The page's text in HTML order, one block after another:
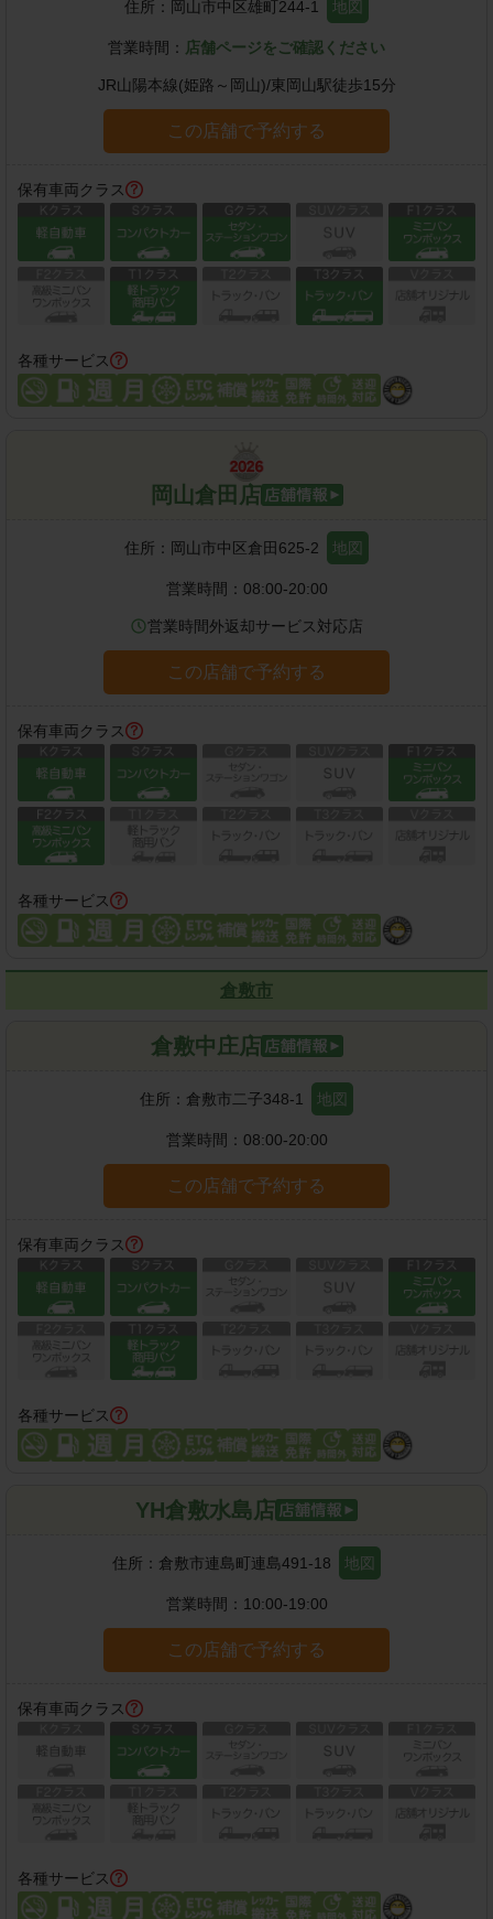
住所： 岡山市中区雄町244-1 地図
営業時間： 店舗ページをご確認ください
JR山陽本線(姫路～岡山)/東岡山駅徒歩15分
この店舗で予約する
保有車両クラス
各種サービス
岡山倉田店
住所： 岡山市中区倉田625-2 地図
営業時間： 08:00-20:00
営業時間外返却サービス対応店
この店舗で予約する
保有車両クラス
各種サービス
倉敷市
倉敷中庄店
住所： 倉敷市二子348-1 地図
営業時間： 08:00-20:00
この店舗で予約する
保有車両クラス
各種サービス
YH倉敷水島店
住所： 倉敷市連島町連島491-18 地図
営業時間： 10:00-19:00
この店舗で予約する
保有車両クラス
各種サービス